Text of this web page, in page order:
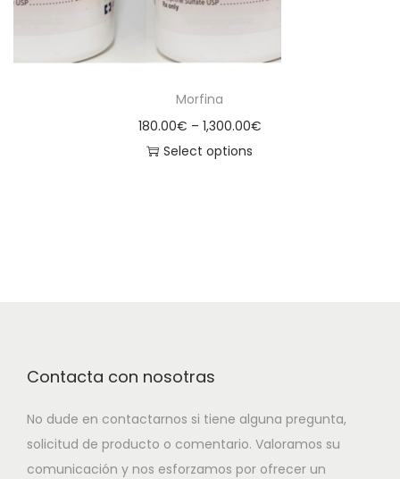
Morfina
180.00€ – 1,300.00€
Select options
Contacta con nosotras
No dude en contactarnos si tiene alguna pregunta,
solicitud de producto o comentario. Valoramos su
comunicación y nos esforzamos por ofrecer un